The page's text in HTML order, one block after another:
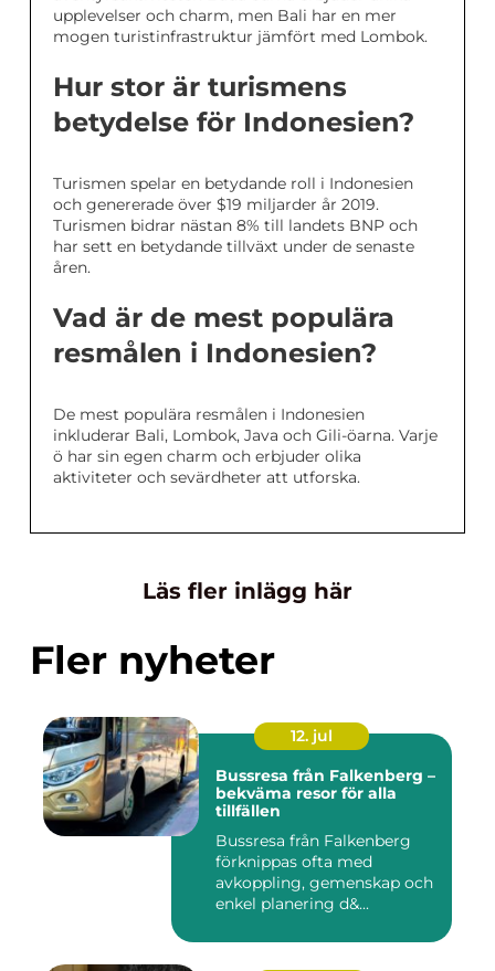
upplevelser och charm, men Bali har en mer
mogen turistinfrastruktur jämfört med Lombok.
Hur stor är turismens
betydelse för Indonesien?
Turismen spelar en betydande roll i Indonesien
och genererade över $19 miljarder år 2019.
Turismen bidrar nästan 8% till landets BNP och
har sett en betydande tillväxt under de senaste
åren.
Vad är de mest populära
resmålen i Indonesien?
De mest populära resmålen i Indonesien
inkluderar Bali, Lombok, Java och Gili-öarna. Varje
ö har sin egen charm och erbjuder olika
aktiviteter och sevärdheter att utforska.
Läs fler inlägg här
Fler nyheter
12. jul
Bussresa från Falkenberg –
bekväma resor för alla
tillfällen
Bussresa från Falkenberg
förknippas ofta med
avkoppling, gemenskap och
enkel planering d&...